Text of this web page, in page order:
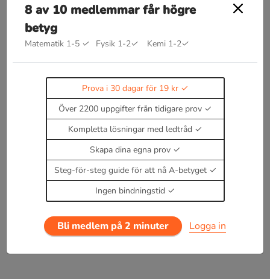
F=mg
Friktionskraft vid rörelse
x
Gravitationskraft
mMr2
där r är avståndet mellan objekten.
Enbart medlemmar kan kommentera.Prova i 30
Logga inellerBli medlem nu
8 av 10 medlemmar får högre
betyg
Matematik 1-5 ✓ Fysik 1-2✓ Kemi 1-2✓
Prova i 30 dagar för 19 kr
Över 2200 uppgifter från tidigare prov
Kompletta lösningar med ledtråd
Skapa dina egna prov
Steg-för-steg guide för att nå A-betyget
Ingen bindningstid
Bli medlem på 2 minuter Logga in